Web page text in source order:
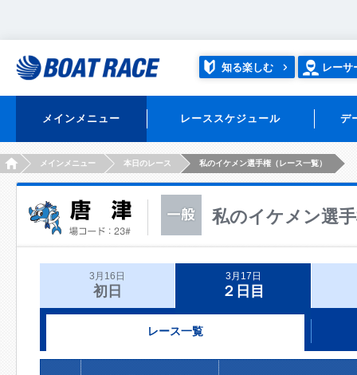
知る楽しむ レーサ
メインメニュー レーススケジュール デ
HOMEメインメニュー 本日のレース 私のイケメン選手権（レース一覧）
私のイケメン選
3月16日
初日
3月17日
２日目
レース一覧